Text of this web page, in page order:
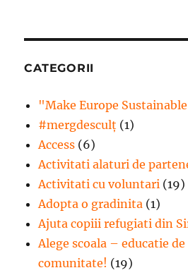
CATEGORII
"Make Europe
#mergdesculţ (1)
Access (6)
Activitati alaturi de
Activitati cu voluntari (19)
Adopta o gradinita (1)
Ajuta copiii refugiati din
Alege scoala – educatie
comunitate! (19)